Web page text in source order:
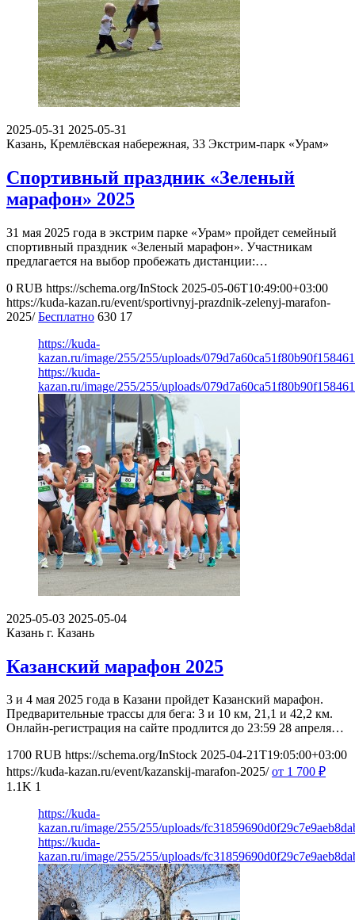
2025-05-31 2025-05-31
Казань, Кремлёвская набережная, 33 Экстрим-парк «Урам»
Спортивный праздник «Зеленый
марафон» 2025
31 мая 2025 года в экстрим парке «Урам» пройдет семейный
спортивный праздник «Зеленый марафон». Участникам
предлагается на выбор пробежать дистанции:…
0 RUB https://schema.org/InStock 2025-05-06T10:49:00+03:00
https://kuda-kazan.ru/event/sportivnyj-prazdnik-zelenyj-marafon-
2025/ Бесплатно 630 17
https://kuda-
kazan.ru/image/255/255/uploads/
https://kuda-
kazan.ru/image/255/255/uploads/
2025-05-03 2025-05-04
Казань г. Казань
Казанский марафон 2025
3 и 4 мая 2025 года в Казани пройдет Казанский марафон.
Предварительные трассы для бега: 3 и 10 км, 21,1 и 42,2 км.
Онлайн-регистрация на сайте продлится до 23:59 28 апреля…
1700 RUB https://schema.org/InStock 2025-04-21T19:05:00+03:00
https://kuda-kazan.ru/event/kazanskij-marafon-2025/ от 1 700 ₽
1.1K 1
https://kuda-
kazan.ru/image/255/255/uploads/
https://kuda-
kazan.ru/image/255/255/uploads/